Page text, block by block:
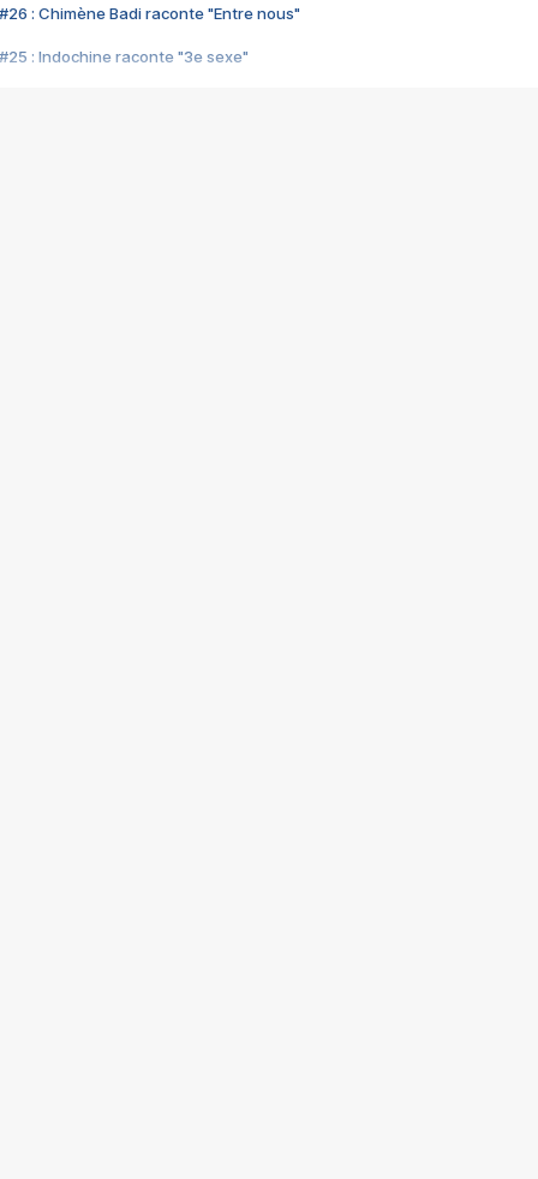
#26 : Chimène Badi raconte "Entre nous"
#25 : Indochine raconte "3e sexe"